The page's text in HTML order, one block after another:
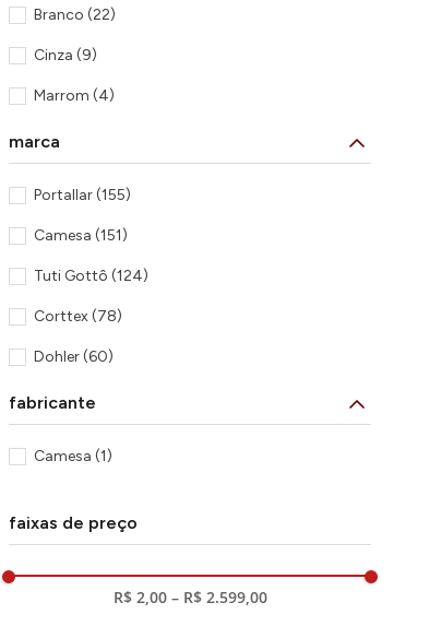
Branco (22)
Cinza (9)
Marrom (4)
Preto
marca
Portallar(155)
Camesa (151)
Tuti Gottô (124)
Corttex(78)
Dohler(60)
Karsten(
BecaDecor(41)
fabricante
Camesa (1)
faixas de preço
R$ 2,00 – R$ 2.599,00